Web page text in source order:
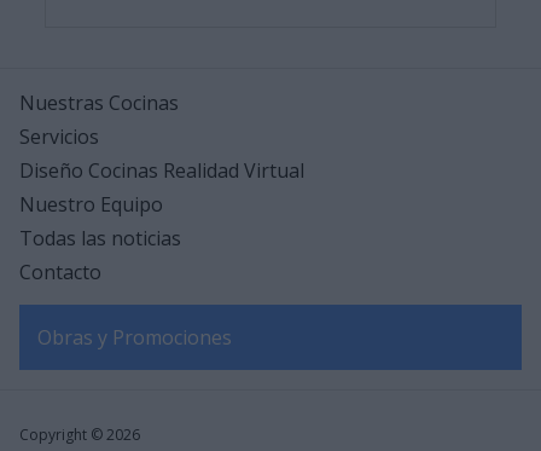
Nuestras Cocinas
Servicios
Diseño Cocinas Realidad Virtual
Nuestro Equipo
Todas las noticias
Contacto
Obras y Promociones
Copyright © 2026